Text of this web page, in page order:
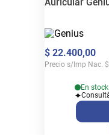
$ 22.400,00
Precio s/Imp Nac. $
En